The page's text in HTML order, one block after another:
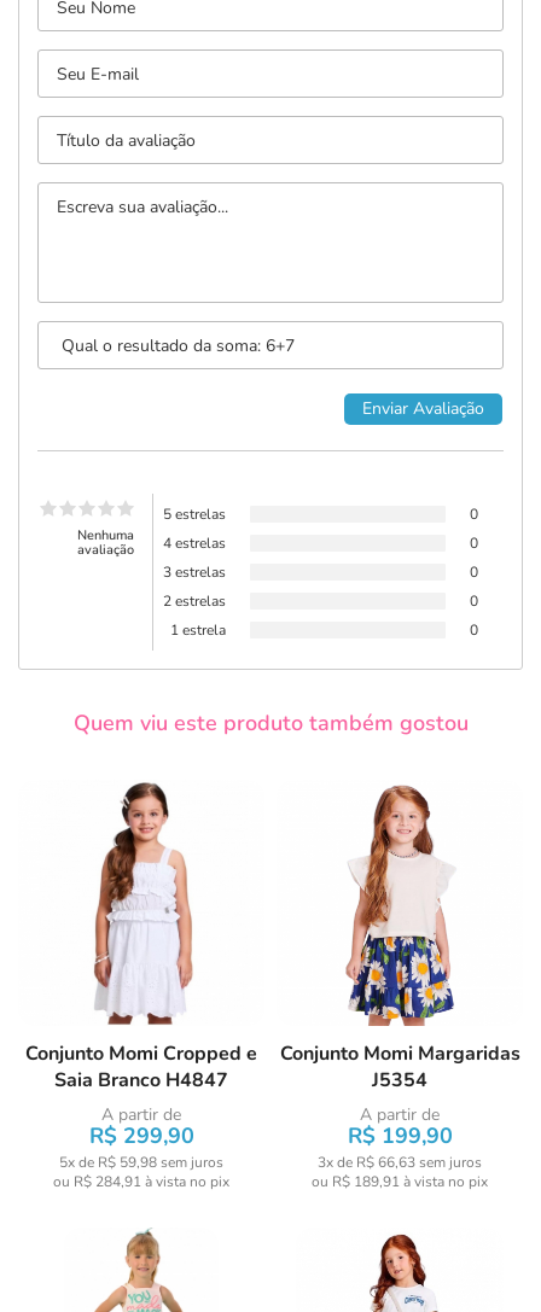
Nenhuma
avaliação
5 estrelas
0
4 estrelas
0
3 estrelas
0
2 estrelas
0
1 estrela
0
Quem viu este produto também gostou
Conjunto Momi Cropped e
Saia Branco H4847
A partir de
R$ 299,90
5x de R$ 59,98sem juros
ou R$ 284,91 à vista no pix
Conjunto Momi Margaridas
J5354
A partir de
R$ 199,90
3x de R$ 66,63sem juros
ou R$ 189,91 à vista no pix